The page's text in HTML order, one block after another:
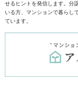
せるヒントを発信します。分
いる方、マンションで暮らし
ています。